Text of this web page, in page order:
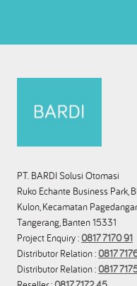
PT. BARDI Solusi Otomasi
Ruko Echante Business Park,
Kulon, Kecamatan
Tangerang, Banten 15331
Project Enquiry :0817 7170 91
Distributor Relation :0817
Distributor Relation :0817